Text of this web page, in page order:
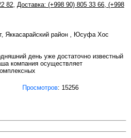
82 Доставка: (+998 90) 805 33 66, (+998
Яккасарайский район , Юсуфа Хос
день уже достаточно известный
компания осуществляет
Просмотров: 15256